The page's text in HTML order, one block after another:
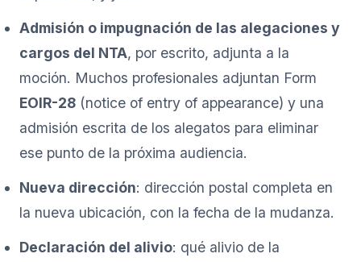
Admisión o impugnación de las alegaciones y
cargos del NTA, por escrito, adjunta a la
moción. Muchos profesionales adjuntan Form
EOIR-28 (notice of entry of appearance) y una
admisión escrita de los alegatos para eliminar
ese punto de la próxima audiencia.
Nueva dirección: dirección postal completa en
la nueva ubicación, con la fecha de la mudanza.
Declaración del alivio: qué alivio de la